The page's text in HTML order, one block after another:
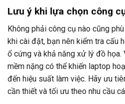
Lưu ý khi lựa chọn công
Không phải công cụ nào cũng
khi cài đặt, bạn nên kiểm tra cấu
ổ cứng và khả năng xử lý đồ họa.
mềm nặng có thể khiến laptop
đến hiệu suất làm việc. Hãy ưu
cần thiết và tối ưu theo nhu cầu cá